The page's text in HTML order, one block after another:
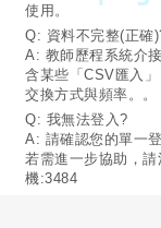
使用。
Q: 資料不完整(正確
A: 教師歷程系統介
含某些「CSV匯入
交換方式與頻率。。
Q: 我無法登入?
A: 請確認您的單一
若需進一步協助，
機:3484